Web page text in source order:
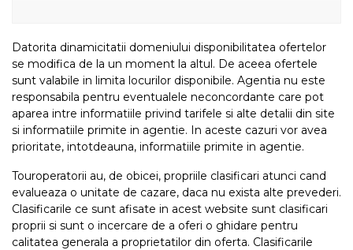
Datorita dinamicitatii domeniului disponibilitatea ofertelor
se modifica de la un moment la altul. De aceea ofertele
sunt valabile in limita locurilor disponibile. Agentia nu este
responsabila pentru eventualele neconcordante care pot
aparea intre informatiile privind tarifele si alte detalii din site
si informatiile primite in agentie. In aceste cazuri vor avea
prioritate, intotdeauna, informatiile primite in agentie.
Touroperatorii au, de obicei, propriile clasificari atunci cand
evalueaza o unitate de cazare, daca nu exista alte prevederi.
Clasificarile ce sunt afisate in acest website sunt clasificari
proprii si sunt o incercare de a oferi o ghidare pentru
calitatea generala a proprietatilor din oferta. Clasificarile